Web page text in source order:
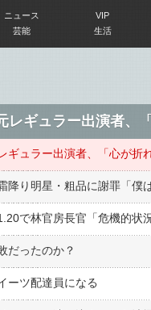
ニュース VIP
芸能
生活
レギュラー出演者
ギュラー出演者、「心が
り明星・粗品に謝罪「僕
だったのか？
ツ配達員になる